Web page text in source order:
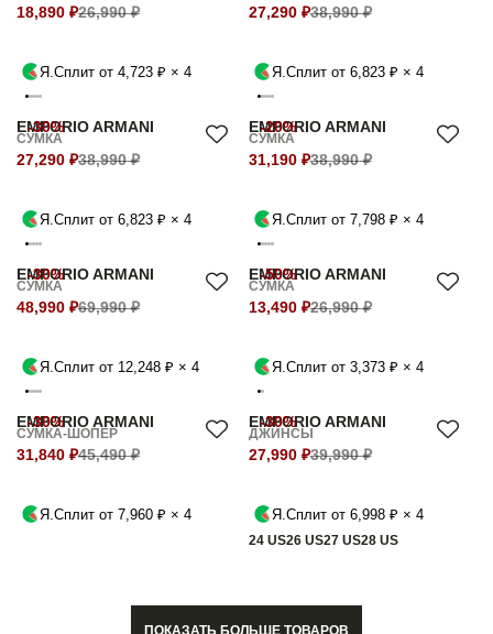
18,890 ₽26,990 ₽
Я.Сплит от 4,723 ₽ × 4
27,290 ₽38,990 ₽
Я.Сплит от 6,823 ₽ × 4
-30%
EMPORIO ARMANI
СУМКА
27,290 ₽38,990 ₽
Я.Сплит от 6,823 ₽ × 4
-20%
EMPORIO ARMANI
СУМКА
31,190 ₽38,990 ₽
Я.Сплит от 7,798 ₽ × 4
-30%
EMPORIO ARMANI
СУМКА
48,990 ₽69,990 ₽
Я.Сплит от 12,248 ₽ × 4
-50%
EMPORIO ARMANI
СУМКА
13,490 ₽26,990 ₽
Я.Сплит от 3,373 ₽ × 4
-30%
EMPORIO ARMANI
СУМКА-ШОПЕР
31,840 ₽45,490 ₽
Я.Сплит от 7,960 ₽ × 4
-30%
EMPORIO ARMANI
ДЖИНСЫ
27,990 ₽39,990 ₽
Я.Сплит от 6,998 ₽ × 4
24 US26 US27 US28 US
ПОКАЗАТЬ БОЛЬШЕ ТОВАРОВ